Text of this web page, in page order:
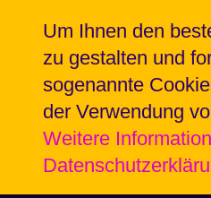
Um Ihnen den
zu gestalten und
sogenannte
der Verwendung
Weitere